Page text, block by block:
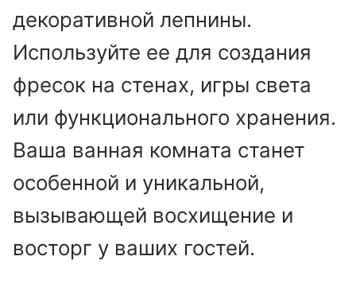
декоративной лепнины.
Используйте ее для создания
фресок на стенах, игры света
или функционального хранения.
Ваша ванная комната станет
особенной и уникальной,
вызывающей восхищение и
восторг у ваших гостей.